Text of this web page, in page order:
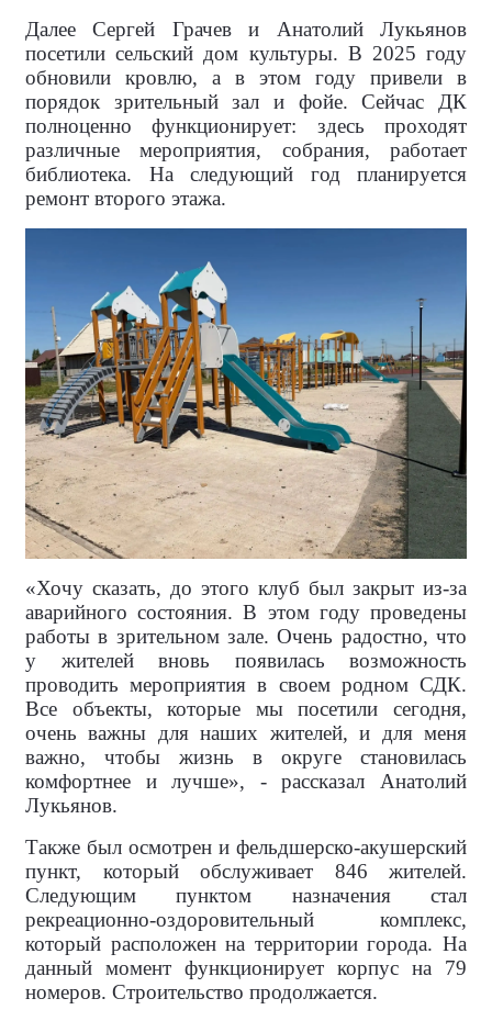
Далее Сергей Грачев и Анатолий Лукьянов
посетили сельский дом культуры. В 2025 году
обновили кровлю, а в этом году привели в
порядок зрительный зал и фойе. Сейчас ДК
полноценно функционирует: здесь проходят
различные мероприятия, собрания, работает
библиотека. На следующий год планируется
ремонт второго этажа.
«Хочу сказать, до этого клуб был закрыт из-за
аварийного состояния. В этом году проведены
работы в зрительном зале. Очень радостно, что
у жителей вновь появилась возможность
проводить мероприятия в своем родном СДК.
Все объекты, которые мы посетили сегодня,
очень важны для наших жителей, и для меня
важно, чтобы жизнь в округе становилась
комфортнее и лучше», - рассказал Анатолий
Лукьянов.
Также был осмотрен и фельдшерско-акушерский
пункт, который обслуживает 846 жителей.
Следующим пунктом назначения стал
рекреационно-оздоровительный комплекс,
который расположен на территории города. На
данный момент функционирует корпус на 79
номеров. Строительство продолжается.